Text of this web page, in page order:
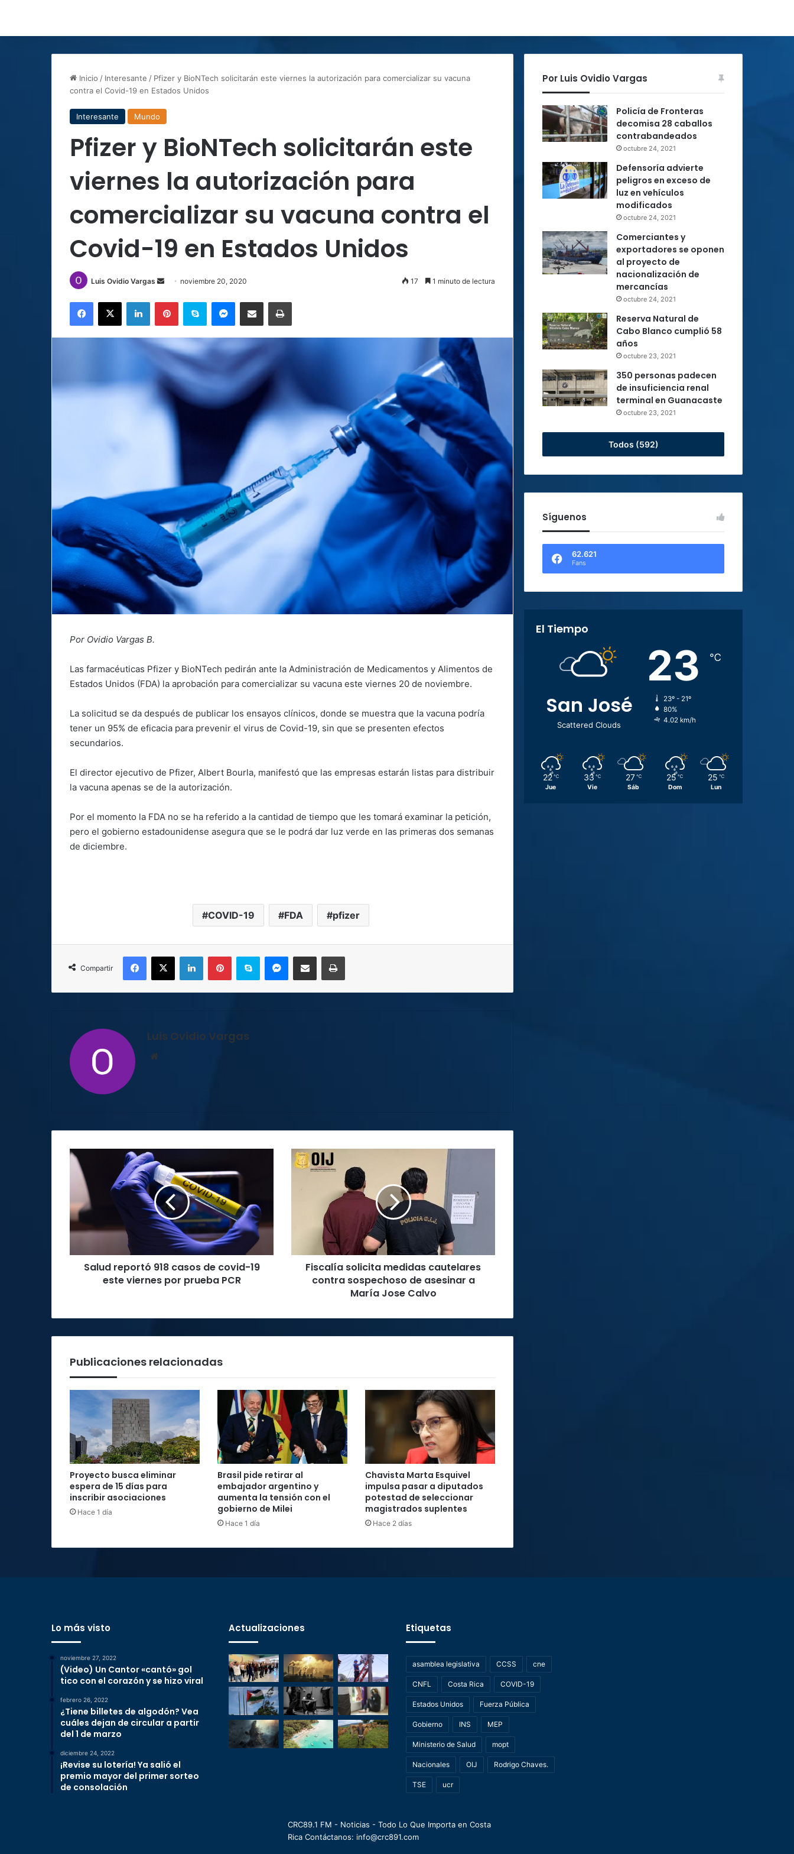
Inicio / Interesante / Pfizer y BioNTech solicitarán este viernes la autorización para comercializar su vacuna
contra el Covid-19 en Estados Unidos
Interesante Mundo
Pfizer y BioNTech solicitarán este
viernes la autorización para
comercializar su vacuna contra el
Covid-19 en Estados Unidos
Luis Ovidio Vargas
Send
email
noviembre 20, 2020 17 1 minuto de lectura
Facebook
X LinkedInPinterestSkype MessengerCompartir por correo electrónicoImprimir
Por Ovidio Vargas B.
Las farmacéuticas Pfizer y BioNTech pedirán ante la Administración de Medicamentos y Alimentos de
Estados Unidos (FDA) la aprobación para comercializar su vacuna este viernes 20 de noviembre.
La solicitud se da después de publicar los ensayos clínicos, donde se muestra que la vacuna podría
tener un 95% de eficacia para prevenir el virus de Covid-19, sin que se presenten efectos
secundarios.
El director ejecutivo de Pfizer, Albert Bourla, manifestó que las empresas estarán listas para distribuir
la vacuna apenas se de la autorización.
Por el momento la FDA no se ha referido a la cantidad de tiempo que les tomará examinar la petición,
pero el gobierno estadounidense asegura que se le podrá dar luz verde en las primeras dos semanas
de diciembre.
COVID-19 FDA pfizer
Compartir
Facebook
X LinkedInPinterestSkype MessengerCompartir por correo electrónicoImprimir
Luis Ovidio Vargas
Salud
reportó
casos
de
covid-
19
viernes
Salud reportó 918 casos de covid-19
este viernes por prueba PCR
Fiscalía
solicita
cautelares
sospechoso
a
MaríaFiscalía solicita medidas cautelares
contra sospechoso de asesinar a
María Jose Calvo
Publicaciones relacionadas
Proyecto busca eliminar
espera de 15 días para
inscribir asociaciones
Hace 1 día
Brasil pide retirar al
embajador argentino y
aumenta la tensión con el
gobierno de Milei
Hace 1 día
Chavista Marta Esquivel
impulsa pasar a diputados
potestad de seleccionar
magistrados suplentes
Hace 2 días
Por Luis Ovidio Vargas
Policía de Fronteras
decomisa 28 caballos
contrabandeados
octubre 24, 2021
Defensoría advierte
peligros en exceso de
luz en vehículos
modificados
octubre 24, 2021
Comerciantes y
exportadores se oponen
al proyecto de
nacionalización de
mercancías
octubre 24, 2021
Reserva Natural de
Cabo Blanco cumplió 58
años
octubre 23, 2021
350 personas padecen
de insuficiencia renal
terminal en Guanacaste
octubre 23, 2021
Todos (592)
Síguenos
62.621
Fans
El Tiempo
San José
Scattered Clouds
23 ℃
23º - 21º
80%
4.02 km/h
22 ℃
Jue
33 ℃
Vie
27 ℃
Sáb
25 ℃
Dom
25 ℃
Lun
Lo más visto
noviembre 27, 2022
(Video) Un Cantor «cantó» gol
tico con el corazón y se hizo viral
febrero 26, 2022
¿Tiene billetes de algodón? Vea
cuáles dejan de circular a partir
del 1 de marzo
diciembre 24, 2022
¡Revise su lotería! Ya salió el
premio mayor del primer sorteo
de consolación
Actualizaciones Etiquetas
asamblea legislativa CCSS cne
CNFL Costa Rica COVID-19
Estados Unidos Fuerza Pública
Gobierno INS MEP
Ministerio de Salud mopt
Nacionales OIJ Rodrigo Chaves.
TSE ucr
CRC89.1 FM - Noticias - Todo Lo Que Importa en Costa
Rica Contáctanos: info@crc891.com